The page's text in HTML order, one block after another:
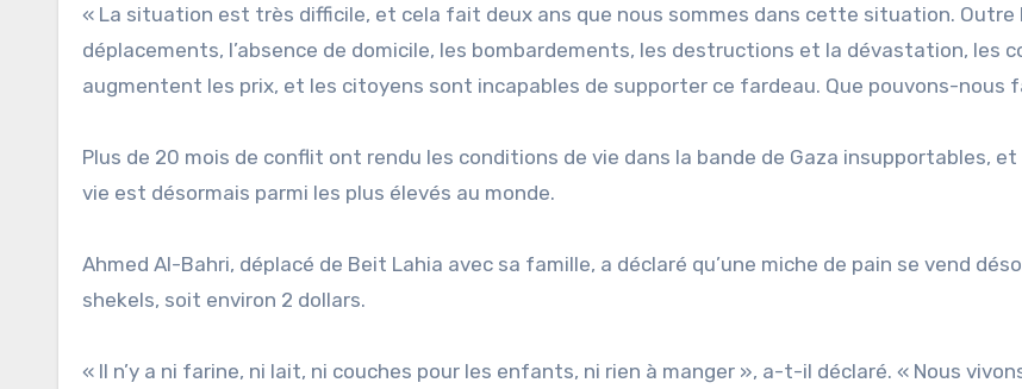
« La situation est très difficile, et cela fait deux ans que nous sommes dans cette situation. Outre
déplacements, l’absence de domicile, les bombardements, les destructions et la dévastation, les
augmentent les prix, et les citoyens sont incapables de supporter ce fardeau. Que pouvons-nous
Plus de 20 mois de conflit ont rendu les conditions de vie dans la bande de Gaza insupportables,
vie est désormais parmi les plus élevés au monde.
Ahmed Al-Bahri, déplacé de Beit Lahia avec sa famille, a déclaré qu’une miche de pain se vend
shekels, soit environ 2 dollars.
« Il n’y a ni farine, ni lait, ni couches pour les enfants, ni rien à manger », a-t-il déclaré. « Nous